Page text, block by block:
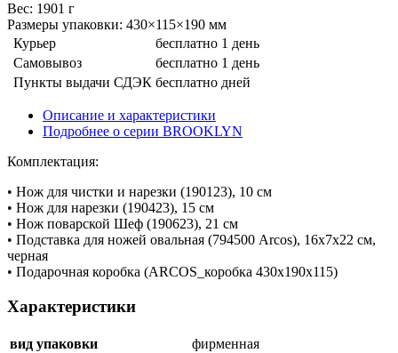
Веc: 1901 г
Размеры упаковки: 430×115×190 мм
Курьер
бесплатно 1 день
Самовывоз
бесплатно 1 день
Пункты выдачи СДЭК бесплатно дней
Описание и характеристики
Подробнее о серии BROOKLYN
Комплектация:
• Нож для чистки и нарезки (190123), 10 см
• Нож для нарезки (190423), 15 см
• Нож поварской Шеф (190623), 21 см
• Подставка для ножей овальная (794500 Arcos), 16х7х22 см,
черная
• Подарочная коробка (ARCOS_коробка 430х190х115)
Характеристики
вид упаковки фирменная